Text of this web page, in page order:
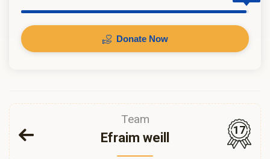
Donate Now
Team
Efraim weill
17